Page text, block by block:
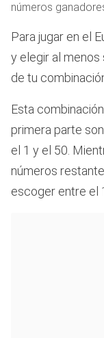
números
Para jugar en el
y elegir al
de tu
Esta
primera parte
el 1 y el 50.
números
escoger entre el